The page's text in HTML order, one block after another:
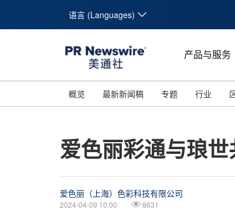
语言 (Languages)
产品与服务
概览 最新新闻稿 专题 行业
爱色丽彩通与琅
爱色丽（上海）色彩科技有限公司
2024-04-09 10:00 8631